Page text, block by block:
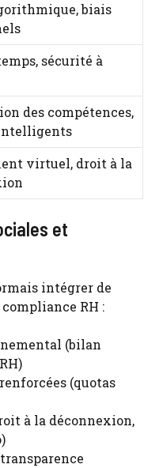
biais
sécurité à
des compétences,
virtuel, droit à la
et
intégrer de
RH :
(bilan
(quotas
à la déconnexion,